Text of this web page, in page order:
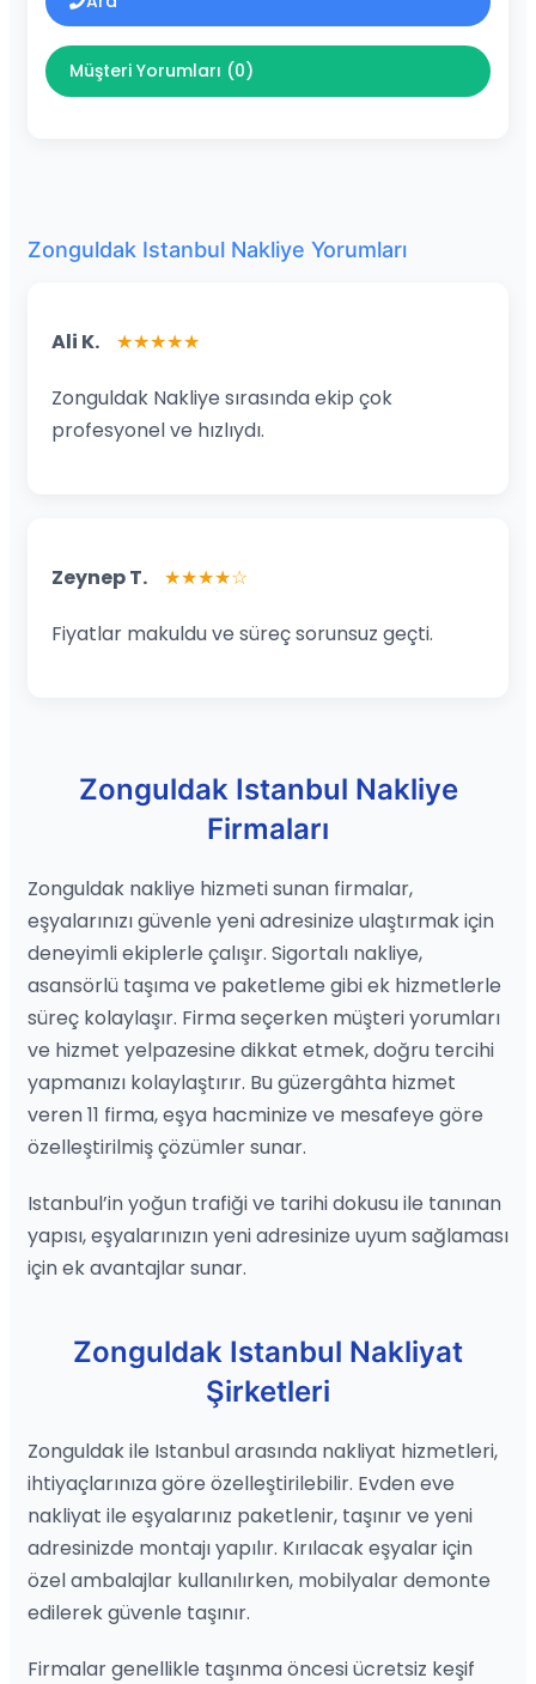
Müşteri Yorumları (0)
Zonguldak Istanbul Nakliye Yorumları
Ali K. ★★★★★
Zonguldak Nakliye sırasında ekip çok
profesyonel ve hızlıydı.
Zeynep T. ★★★★☆
Fiyatlar makuldu ve süreç sorunsuz geçti.
Zonguldak Istanbul Nakliye
Firmaları
Zonguldak nakliye hizmeti sunan firmalar,
eşyalarınızı güvenle yeni adresinize ulaştırmak için
deneyimli ekiplerle çalışır. Sigortalı nakliye,
asansörlü taşıma ve paketleme gibi ek hizmetlerle
süreç kolaylaşır. Firma seçerken müşteri yorumları
ve hizmet yelpazesine dikkat etmek, doğru tercihi
yapmanızı kolaylaştırır. Bu güzergâhta hizmet
veren 11 firma, eşya hacminize ve mesafeye göre
özelleştirilmiş çözümler sunar.
Istanbul’in yoğun trafiği ve tarihi dokusu ile tanınan
yapısı, eşyalarınızın yeni adresinize uyum sağlaması
için ek avantajlar sunar.
Zonguldak Istanbul Nakliyat
Şirketleri
Zonguldak ile Istanbul arasında nakliyat hizmetleri,
ihtiyaçlarınıza göre özelleştirilebilir. Evden eve
nakliyat ile eşyalarınız paketlenir, taşınır ve yeni
adresinizde montajı yapılır. Kırılacak eşyalar için
özel ambalajlar kullanılırken, mobilyalar demonte
edilerek güvenle taşınır.
Firmalar genellikle taşınma öncesi ücretsiz keşif